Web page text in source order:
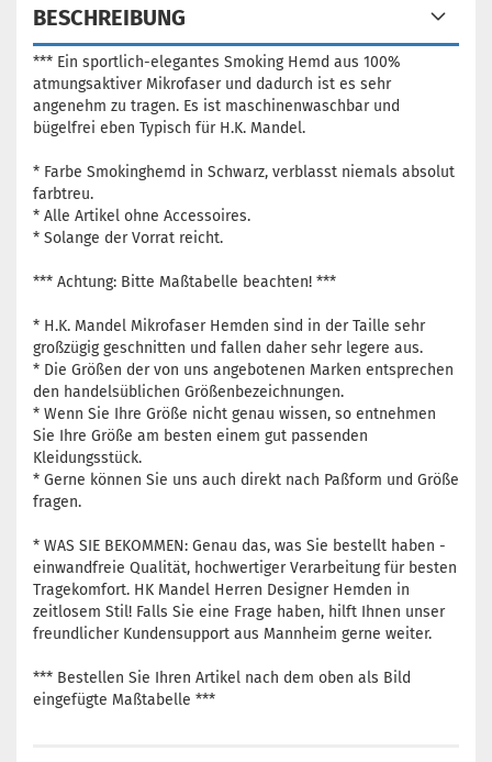
BESCHREIBUNG
*** Ein sportlich-elegantes Smoking Hemd aus 100%
atmungsaktiver Mikrofaser und dadurch ist es sehr
angenehm zu tragen. Es ist maschinenwaschbar und
bügelfrei eben Typisch für H.K. Mandel.
* Farbe Smokinghemd in Schwarz, verblasst niemals absolut
farbtreu.
* Alle Artikel ohne Accessoires.
* Solange der Vorrat reicht.
*** Achtung: Bitte Maßtabelle beachten! ***
* H.K. Mandel Mikrofaser Hemden sind in der Taille sehr
großzügig geschnitten und fallen daher sehr legere aus.
* Die Größen der von uns angebotenen Marken entsprechen
den handelsüblichen Größenbezeichnungen.
* Wenn Sie Ihre Größe nicht genau wissen, so entnehmen
Sie Ihre Größe am besten einem gut passenden
Kleidungsstück.
* Gerne können Sie uns auch direkt nach Paßform und Größe
fragen.
* WAS SIE BEKOMMEN: Genau das, was Sie bestellt haben -
einwandfreie Qualität, hochwertiger Verarbeitung für besten
Tragekomfort. HK Mandel Herren Designer Hemden in
zeitlosem Stil! Falls Sie eine Frage haben, hilft Ihnen unser
freundlicher Kundensupport aus Mannheim gerne weiter.
*** Bestellen Sie Ihren Artikel nach dem oben als Bild
eingefügte Maßtabelle ***